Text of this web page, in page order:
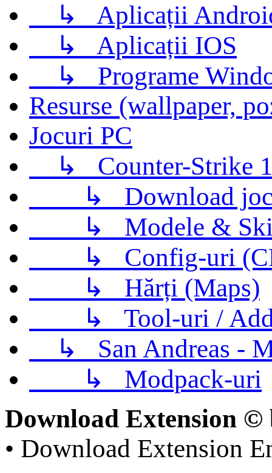
↳ Aplicații
↳ Aplicații IOS
↳ Programe
Resurse (wallpaper,
Jocuri PC
↳ Counter-Strike
↳ Download
↳ Modele &
↳ Config-uri
↳ Hărți (Maps)
↳ Tool-uri /
↳ San Andreas -
↳ Modpack-uri
Download Extension
• Download Extension